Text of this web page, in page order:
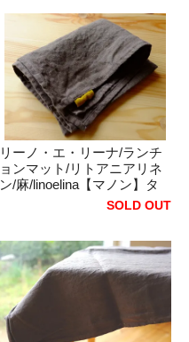
リーノ・エ・リーナ/ランチ
ョンマット/リトアニアリネ
ン/麻/linoelina【マノン】タ
SOLD OUT